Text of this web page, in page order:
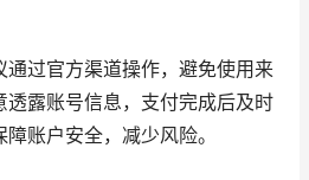
过官方渠道操作，避免使用来
透露账号信息，支付完成后及时
账户安全，减少风险。